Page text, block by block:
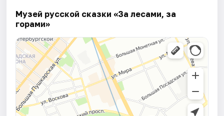
Музей русской сказки «За лесами, за
горами»